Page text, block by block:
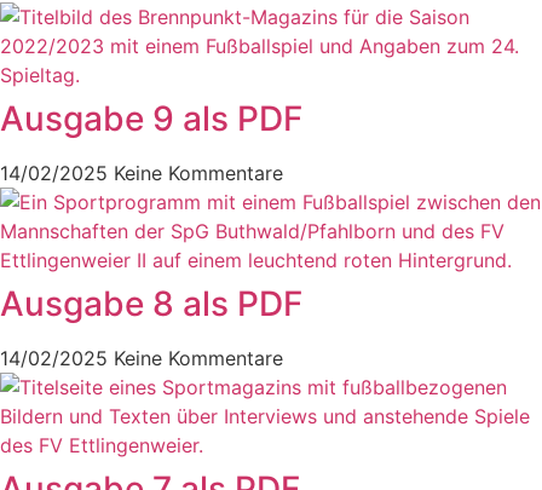
Ausgabe 9 als PDF
14/02/2025 Keine Kommentare
Ausgabe 8 als PDF
14/02/2025 Keine Kommentare